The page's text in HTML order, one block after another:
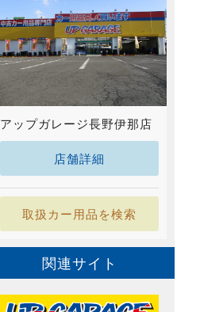
アップガレージ長野伊那店
店舗詳細
取扱カー用品を検索
関連サイト